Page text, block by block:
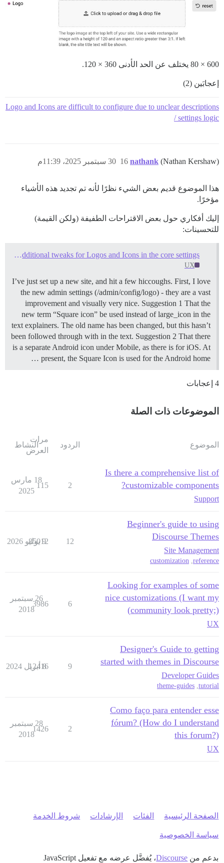
600 × 80 يختلف عن الحد الأدنى 360 × 120.
إعجابَين (2)
Logo and Icons are difficult to configure due to unclear descriptions
/ settings logic
nathank (Nathan Kershaw) 30 سبتمبر 2025، 11:39م 16
هذا الموضوع قديم بعض الشيء نظرًا لأنه تم تجديد هذه الأشياء
مؤخرًا.
إليك أفكاري حول بعض الاقتراحات الطفيفة (ولكن القيمة)
للتحسينات:
Some additional tweaks for Logos and Icons in the core settings
UX
I’ve just set up a new site, and hit a few hiccoughs. First, I love
the new admin settings (/admin/config/logo) - they are a vast
improvement and visually very nice. Suggestion 1 That the
new term “Square icon” be used instead of large_icon in the
text explainers. The old name has been changed, but this hasn’t
been followed through with in the text. Suggestion 2 That there
is a separate Android icon under Mobile, as there is for iOS. At
present, the Square Icon is used for the Android home …
4 إعجابات
الموضوعات ذات الصلة
الموضوع الردود
مرات
العرض
النشاط
Is there a comprehensive list of
customizable components?
Support
2
115
18 مارس
2025
Beginner's guide to using
Discourse Themes
Site Management
reference
,
customization
12
85012
9 يوليو 2026
Looking for examples of some
nice customizations (I want my
community look pretty;))
UX
6
3986
26 سبتمبر
2018
Designer's Guide to getting
started with themes in Discourse
Developer Guides
tutorial
,
theme-guides
9
12416
8 أبريل 2024
Como faço para entender esse
fórum? (How do I understand
this forum?)
UX
2
1426
28 سبتمبر
2018
الصفحة الرئيسية الفئات الإرشادات شروط الخدمة
سياسة الخصوصية
بدعم من Discourse، يُفضَّل عرضه مع تفعيل JavaScript